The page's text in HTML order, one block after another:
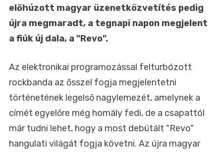
előhúzott magyar üzenetközvetítés pedig
újra megmaradt, a tegnapi napon megjelent
a fiúk új dala, a "Revo".
Az elektronikai programozással felturbózott
rockbanda az ősszel fogja megjelentetni
történetének legelső nagylemezét, amelynek a
címét egyelőre még homály fedi, de a csapattól
már tudni lehet, hogy a most debütált "Revo"
hangulati világát fogja követni. Az újra magyar